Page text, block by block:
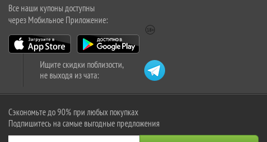
Все наши купоны доступны
через Мобильное Приложение:
Ищите скидки поблизости,
не выходя из чата:
Сэкономьте до 90% при любых покупках
Подпишитесь на самые выгодные предложения